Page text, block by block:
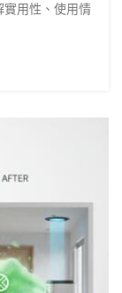
實用性、使用情